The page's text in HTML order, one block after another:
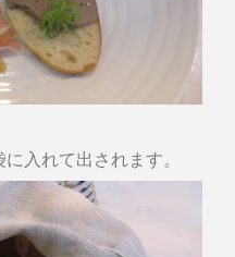
入れて出されます。